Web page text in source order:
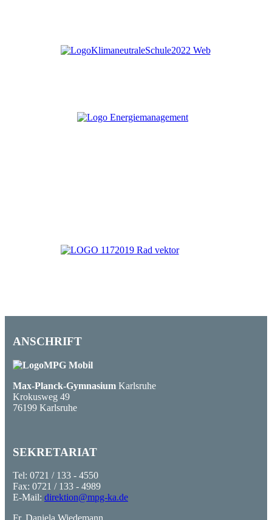
ANSCHRIFT
Max-Planck-GymnasiumKarlsruhe
Krokusweg 49
76199 Karlsruhe
SEKRETARIAT
Tel: 0721 / 133 - 4550
Fax: 0721 / 133 - 4989
E-Mail: direktion@mpg-ka.de